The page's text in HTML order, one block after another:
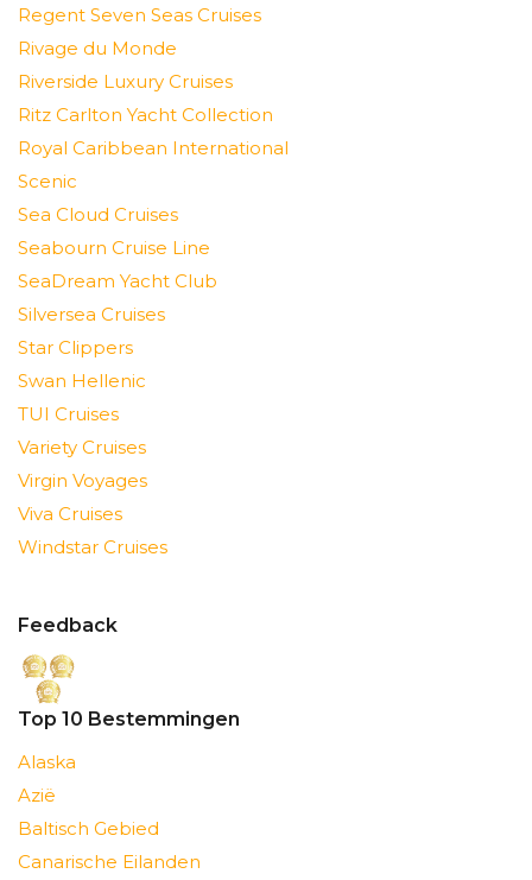
Regent Seven Seas Cruises
Rivage du Monde
Riverside Luxury Cruises
Ritz Carlton Yacht Collection
Royal Caribbean International
Scenic
Sea Cloud Cruises
Seabourn Cruise Line
SeaDream Yacht Club
Silversea Cruises
Star Clippers
Swan Hellenic
TUI Cruises
Variety Cruises
Virgin Voyages
Viva Cruises
Windstar Cruises
Feedback
Top 10 Bestemmingen
Alaska
Azië
Baltisch Gebied
Canarische Eilanden